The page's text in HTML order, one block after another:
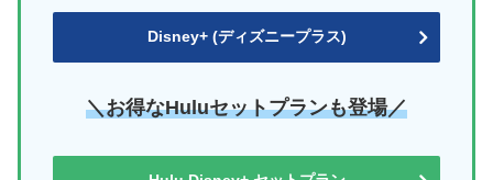
Disney+ (ディズニープラス)
＼お得なHuluセットプランも登場／